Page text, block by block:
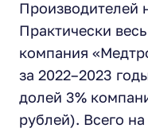
Производителей
Практически
компания
за 2022–2023
долей 3%
рублей). Всего